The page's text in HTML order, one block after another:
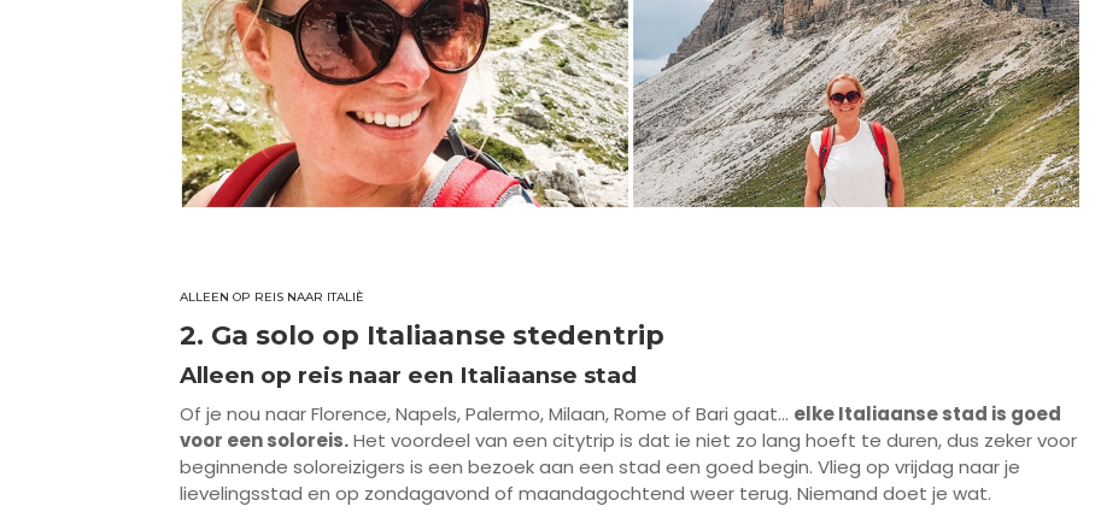
ALLEEN OP REIS NAAR ITALIÈ
2. Ga solo op Italiaanse stedentrip
Alleen op reis naar een Italiaanse stad
Of je nou naar Florence, Napels, Palermo, Milaan, Rome of Bari gaat… elke Italiaanse stad is goed
voor een soloreis.Het voordeel van een citytrip is dat ie niet zo lang hoeft te duren, dus zeker voor
beginnende soloreizigers is een bezoek aan een stad een goed begin. Vlieg op vrijdag naar je
lievelingsstad en op zondagavond of maandagochtend weer terug. Niemand doet je wat.